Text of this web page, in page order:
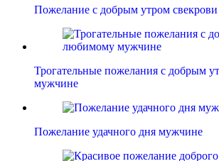
Пожелание с добрым утром свекрови
Трогательные пожелания с добрым
мужчине
Пожелание удачного дня мужчине